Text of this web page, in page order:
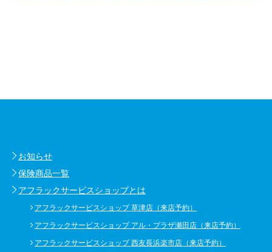
お知らせ
保険商品一覧
アフラックサービスショップとは
アフラックサービスショップ 草津店（来店予約）
アフラックサービスショップ アル・プラザ瀬田店（来店予約）
アフラックサービスショップ 西友長浜楽市店（来店予約）